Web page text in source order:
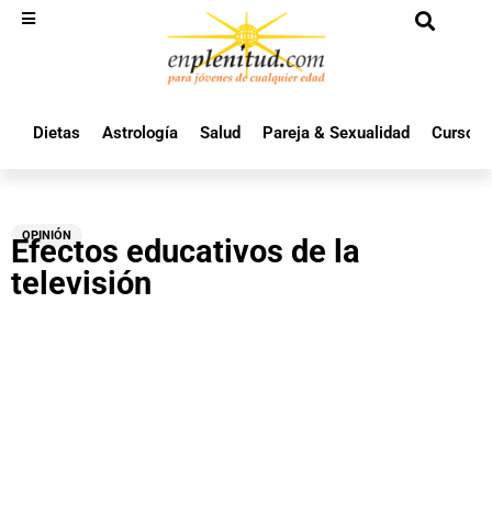
Dietas Astrología Salud Pareja & Sexualidad Cursos
OPINIÓN
Efectos educativos de la
televisión